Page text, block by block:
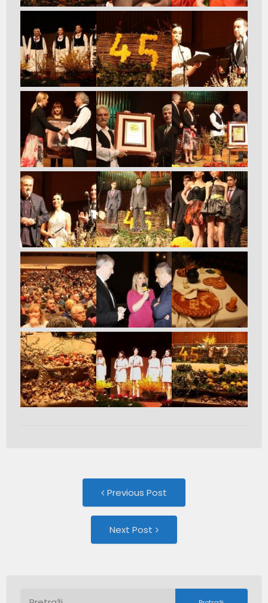
navigation
Previous Post
Next Post